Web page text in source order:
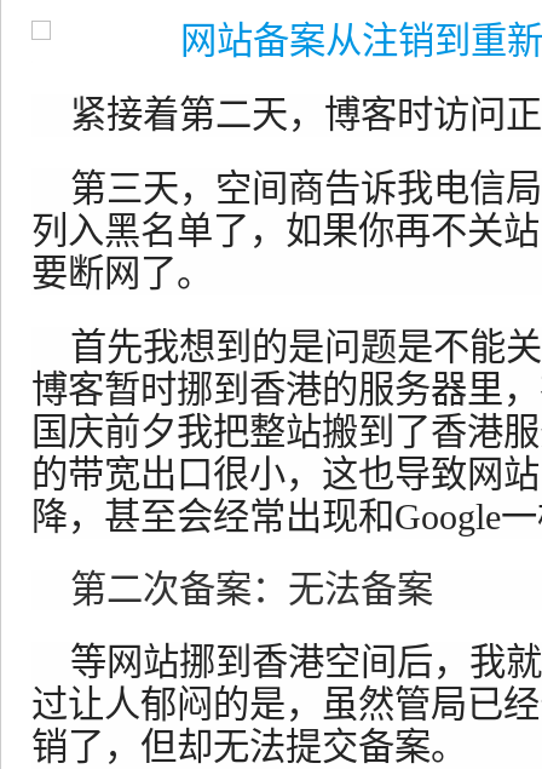
紧接着第二天，博客时访问
第三天，空间商告诉我电信
列入黑名单了，如果你再不关
要断网了。
首先我想到的是问题是不能
博客暂时挪到香港的服务器里
国庆前夕我把整站搬到了香港
的带宽出口很小，这也导致网
降，甚至会经常出现和Google
第二次备案：无法备案
等网站挪到香港空间后，我
过让人郁闷的是，虽然管局已
销了，但却无法提交备案。